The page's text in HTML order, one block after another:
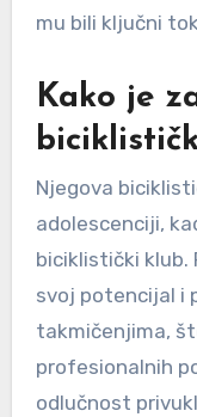
mu bili ključni
Kako je
Njegova
adolescenciji,
biciklistički klub.
svoj potencijal i
takmičenjima,
profesionalnih
odlučnost